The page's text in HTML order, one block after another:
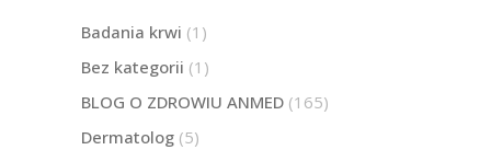
Badania krwi (1)
Bez kategorii (1)
BLOG O ZDROWIU ANMED (165)
Dermatolog (5)